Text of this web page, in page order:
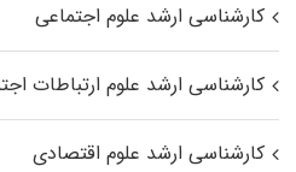
کارشناسی ارشد علوم اجتماعی
کارشناسی ارشد علوم ارتباطات
کارشناسی ارشد علوم اقتصادی